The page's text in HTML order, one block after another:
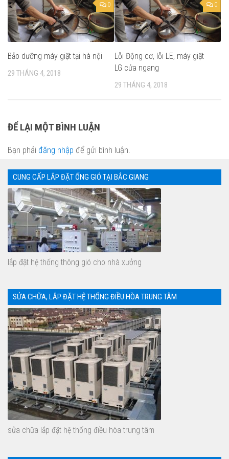
0
Bảo dưỡng máy giặt tại hà nội
29 THÁNG 4, 2018
0
Lỗi Động cơ, lỗi LE, máy giặt
LG cửa ngang
29 THÁNG 4, 2018
ĐỂ LẠI MỘT BÌNH LUẬN
Bạn phải đăng nhập để gửi bình luận.
CUNG CẤP LẮP ĐẶT ỐNG GIÓ TẠI BẮC GIANG
lắp đặt hệ thống thông gió cho nhà xưởng
SỬA CHỮA, LẮP ĐẶT HỆ THỐNG ĐIỀU HÒA TRUNG TÂM
sửa chữa lắp đặt hệ thống điều hòa trung tâm